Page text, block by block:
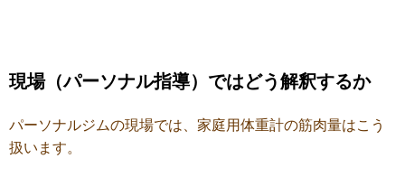
現場（パーソナル指導）ではどう解釈するか
パーソナルジムの現場では、 家庭用体重計の筋肉量はこう
扱います。